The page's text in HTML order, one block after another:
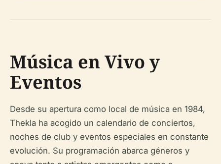
Música en Vivo y
Eventos
Desde su apertura como local de música en 1984,
Thekla ha acogido un calendario de conciertos,
noches de club y eventos especiales en constante
evolución. Su programación abarca géneros y